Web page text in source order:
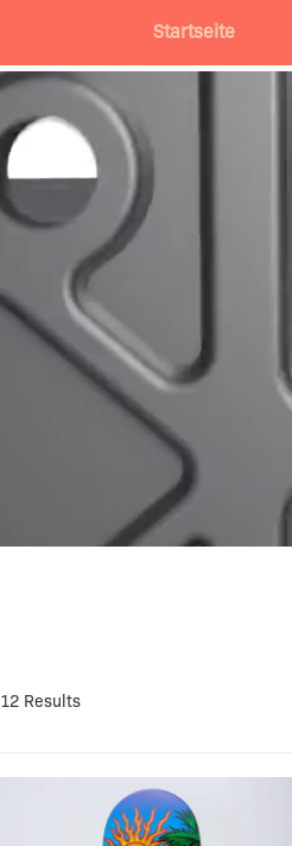
Startseite
12 Results